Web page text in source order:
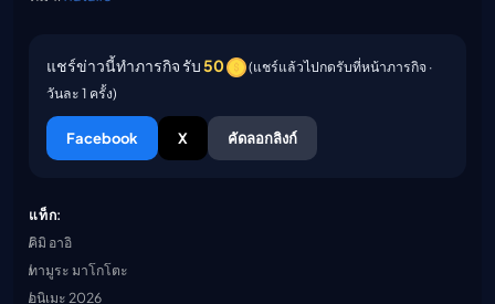
แชร์ข่าวนี้ทำภารกิจ รับ50
(แชร์แล้วไปกดรับที่หน้าภารกิจ ·
วันละ 1 ครั้ง)
Facebook X คัดลอกลิงก์
แท็ก:
คิมิ อาอิ
ทามูระ มาโกโตะ
อนิเมะ 2026